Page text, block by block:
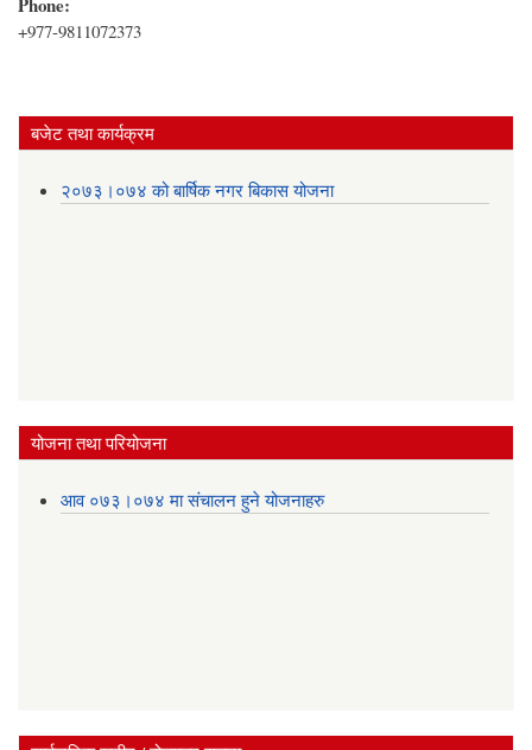
+977-9811072373
बजेट तथा कार्यक्रम
२०७३।०७४ को बार्षिक नगर बिकास योजना
योजना तथा परियोजना
आव ०७३।०७४ मा संचालन हुने योजनाहरु